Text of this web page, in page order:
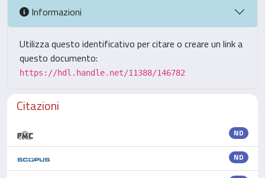
Informazioni
Utilizza questo identificativo per citare o creare un link a
questo documento:
https://hdl.handle.net/11388/146782
Citazioni
ND
ND